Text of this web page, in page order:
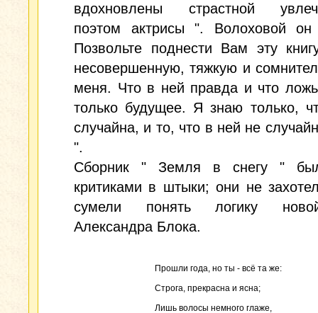
вдохновлены страстной
поэтом актрисы ". Волоховой
Позвольте поднести Вам эту
несовершенную, тяжкую и
меня. Что в ней правда и что
только будущее. Я знаю только,
случайна, и то, что в ней не
".
Сборник " Земля в снегу "
критиками в штыки; они не
сумели понять логику
Александра Блока.
Прошли года, но ты - всё та же:
Строга, прекрасна и ясна;
Лишь волосы немного глаже,